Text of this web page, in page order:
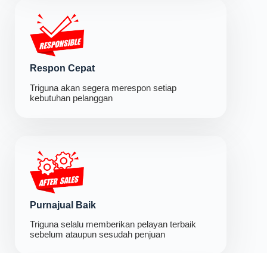
Respon Cepat
Triguna akan segera merespon setiap
kebutuhan pelanggan
Purnajual Baik
Triguna selalu memberikan pelayan terbaik
sebelum ataupun sesudah penjuan